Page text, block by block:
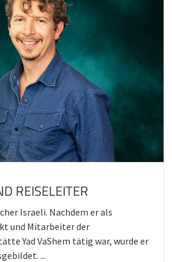
REISELEITER
Israeli. Nachdem er als
und Mitarbeiter der
Yad VaShem tätig war, wurde er
...